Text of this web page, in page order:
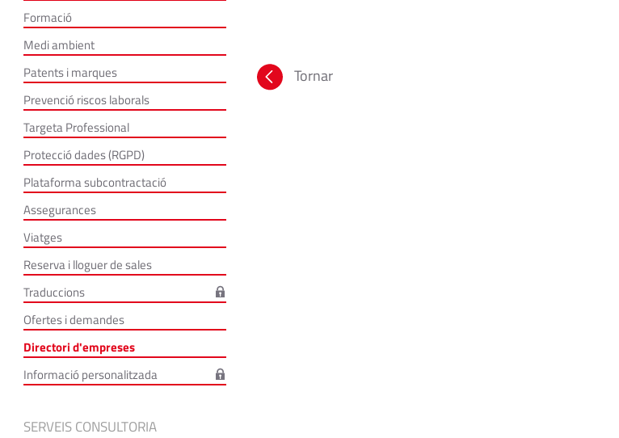
Formació
Medi ambient
Patents i marques
Prevenció riscos laborals
Targeta Professional
Protecció dades (RGPD)
Plataforma subcontractació
Assegurances
Viatges
Reserva i lloguer de sales
Traduccions
Ofertes i demandes
Directori d'empreses
Informació personalitzada
SERVEIS CONSULTORIA
Tornar